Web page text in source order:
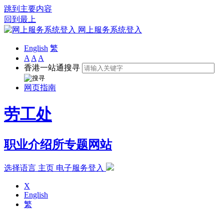
跳到主要内容
回到最上
网上服务系统登入
English 繁
A A A
香港一站通搜寻
网页指南
劳工处
职业介绍所专题网站
选择语言 主页 电子服务登入
X
English
繁